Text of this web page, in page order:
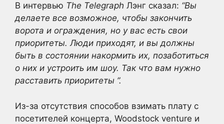
В интервью The Telegraph Лэнг сказал: “Вы
делаете все возможное, чтобы закончить
ворота и ограждения, но у вас есть свои
приоритеты. Люди приходят, и вы должны
быть в состоянии накормить их, позаботиться
о них и устроить им шоу. Так что вам нужно
расставить приоритеты ”.
Из-за отсутствия способов взимать плату с
посетителей концерта, Woodstock venture и